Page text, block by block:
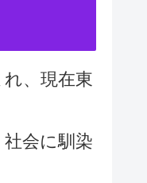
れ、現在東
会に馴染